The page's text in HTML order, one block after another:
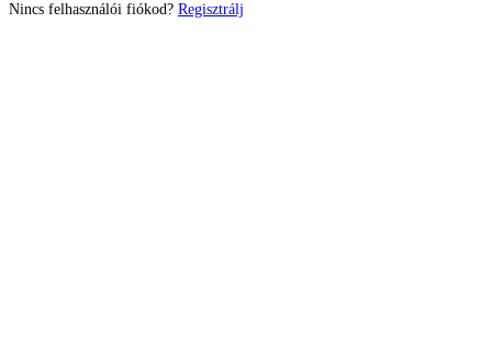
Nincs felhasználói fiókod? Regisztrálj